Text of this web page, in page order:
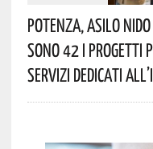
Potenza, Asilo
Sono 42 I Progetti
Servizi Dedicati